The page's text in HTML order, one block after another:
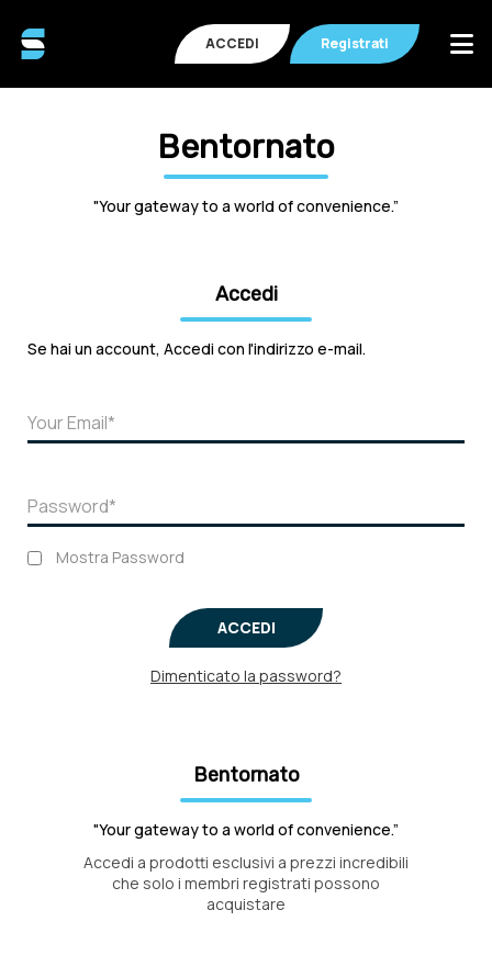
ACCEDI Registrati
Bentornato
"Your gateway to a world of convenience.”
Accedi
Se hai un account, Accedi con l'indirizzo e-mail.
Mostra Password
ACCEDI
Dimenticato la password?
Bentornato
"Your gateway to a world of convenience.”
Accedi a prodotti esclusivi a prezzi incredibili
che solo i membri registrati possono
acquistare